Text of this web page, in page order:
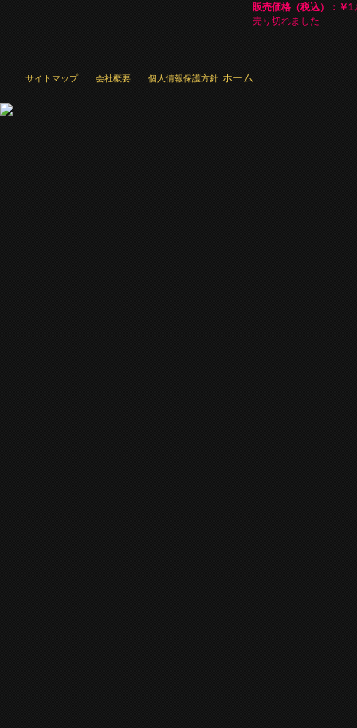
販売価格（税込）：￥
売り切れました
ホーム
サイトマップ 会社概要 個人情報保護方針